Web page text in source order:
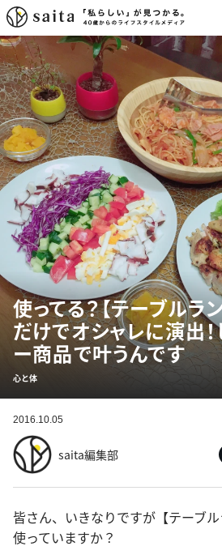
使ってる？【テーブルラ
だけでオシャレに演出
ー商品で叶うんです
心と体
2016.10.05
saita編集部
皆さん、いきなりですが【テーブル
使っていますか？